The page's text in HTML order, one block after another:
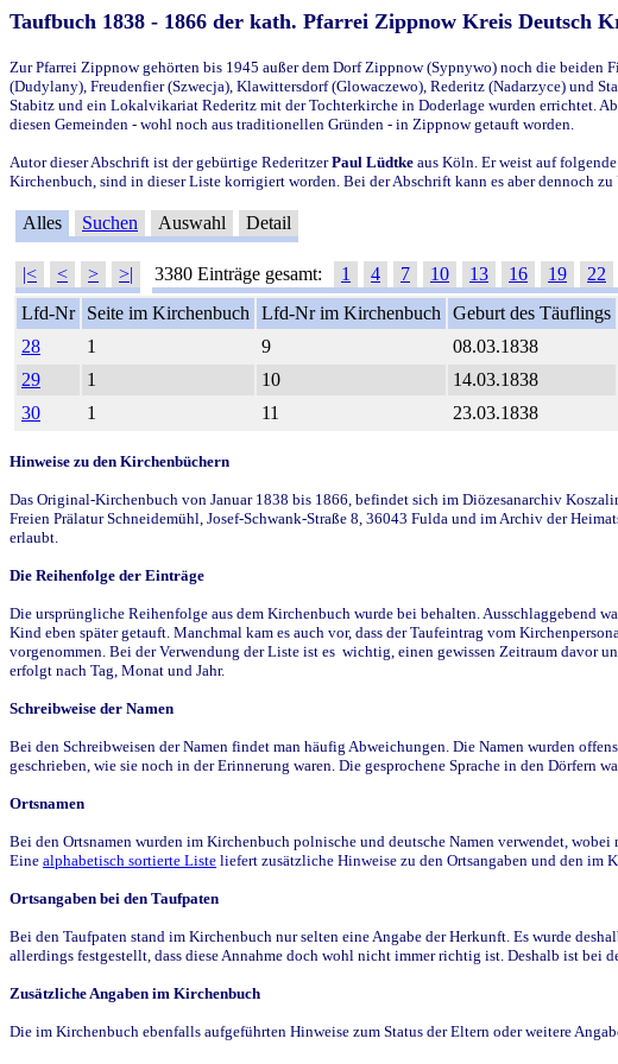
Taufbuch 1838 - 1866 der kath. Pfarrei Zippnow Kreis Deutsch
Zur Pfarrei Zippnow gehörten bis 1945 außer dem Dorf Zippnow (Sypnywo) noch die
(Dudylany), Freudenfier (Szwecja), Klawittersdorf (Glowaczewo), Rederitz (Nadarzyce) und
Stabitz und ein Lokalvikariat Rederitz mit der Tochterkirche in Doderlage wurden errichtet.
diesen Gemeinden - wohl noch aus traditionellen Gründen - in Zippnow getauft worden.
Autor dieser Abschrift ist der gebürtige RederitzerPaul Lüdtke aus Köln. Er weist auf
Kirchenbuch, sind in dieser Liste korrigiert worden. Bei der Abschrift kann es aber dennoch
Alles Suchen Auswahl Detail
|< < > >| 3380 Einträge gesamt: 1 4 7 10 13 16 19 22
Lfd-Nr
Seite im Kirchenbuch Lfd-Nr im Kirchenbuch Geburt des Täuflings
28
1 9 08.03.1838
29
1 10 14.03.1838
30
1 11 23.03.1838
Hinweise zu den Kirchenbüchern
Das Original-Kirchenbuch von Januar 1838 bis 1866, befindet sich im Diözesanarchiv
Freien Prälatur Schneidemühl, Josef-Schwank-Straße 8, 36043 Fulda und im Archiv der
erlaubt.
Die Reihenfolge der Einträge
Die ursprüngliche Reihenfolge aus dem Kirchenbuch wurde bei behalten. Ausschlaggebend
Kind eben später getauft. Manchmal kam es auch vor, dass der Taufeintrag vom
vorgenommen. Bei der Verwendung der Liste ist es wichtig, einen gewissen Zeitraum davor
erfolgt nach Tag, Monat und Jahr.
Schreibweise der Namen
Bei den Schreibweisen der Namen findet man häufig Abweichungen. Die Namen wurden
geschrieben, wie sie noch in der Erinnerung waren. Die gesprochene Sprache in den
Ortsnamen
Bei den Ortsnamen wurden im Kirchenbuch polnische und deutsche Namen verwendet,
Eine alphabetisch sortierte Liste liefert zusätzliche Hinweise zu den Ortsangaben und den im
Ortsangaben bei den Taufpaten
Bei den Taufpaten stand im Kirchenbuch nur selten eine Angabe der Herkunft. Es wurde
allerdings festgestellt, dass diese Annahme doch wohl nicht immer richtig ist. Deshalb ist bei
Zusätzliche Angaben im Kirchenbuch
Die im Kirchenbuch ebenfalls aufgeführten Hinweise zum Status der Eltern oder weitere